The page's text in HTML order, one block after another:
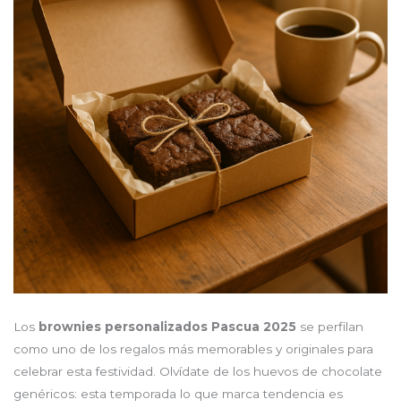
Los brownies personalizados Pascua 2025 se perfilan
como uno de los regalos más memorables y originales para
celebrar esta festividad. Olvídate de los huevos de chocolate
genéricos: esta temporada lo que marca tendencia es